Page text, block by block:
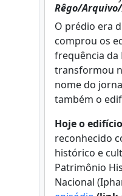
Rêgo/
O prédio era
comprou os
frequência da
transformou
nome do
também o
Hoje o
reconhecido
histórico e
Patrimônio
Nacional